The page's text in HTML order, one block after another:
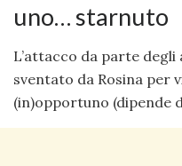
uno… starnuto
L’attacco da parte
sventato da Rosina per
(in)opportuno (dipende